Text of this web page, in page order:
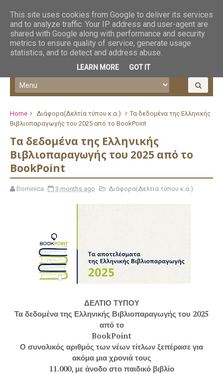
Home Διάφορα(Δελτία τύπου κ.α.)
Τα δεδομένα της Ελληνικής
Βιβλιοπαραγωγής του 2025 από το BookPoint
Τα δεδομένα της Ελληνικής
Βιβλιοπαραγωγής του 2025 από το
BookPoint
Dominica 3 months ago Διάφορα(Δελτία τύπου κ.α.)
ΔΕΛΤΙΟ ΤΥΠΟΥ
Τα δεδομένα της Ελληνικής Βιβλιοπαραγωγής του 2025
από το
BookPoint
Ο συνολικός αριθμός των νέων τίτλων ξεπέρασε για
ακόμα μια χρονιά τους
11.000, με άνοδο στο παιδικό βιβλίο
This site uses cookies from Google to deliver its services
and to analyze traffic. Your IP address and user-agent are
shared with Google along with performance and security
metrics to ensure quality of service, generate usage
statistics, and to detect and address abuse.
LEARN MORE GOT IT